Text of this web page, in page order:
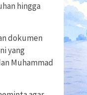
hingga
dokumen
yang
Muhammad